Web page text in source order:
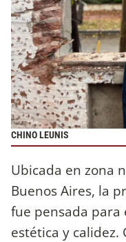
CHINO LEUNIS
Ubicada en zona
Buenos Aires, la
fue pensada
estética y calidez.